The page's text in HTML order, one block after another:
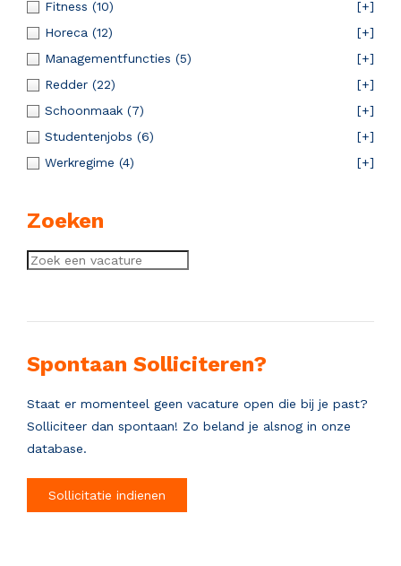
Fitness (10)
[+]
Horeca (12)
[+]
Managementfuncties (5)
[+]
Redder (22)
[+]
Schoonmaak (7)
[+]
Studentenjobs (6)
[+]
Werkregime (4) [+]
Zoeken
Spontaan Solliciteren?
Staat er momenteel geen vacature open die bij je past?
Solliciteer dan spontaan! Zo beland je alsnog in onze
database.
Sollicitatie indienen